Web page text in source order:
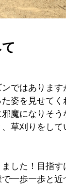
ではあります
姿を見せてく
魔になりそう
草刈りをして
した！目指す
一歩一歩と近